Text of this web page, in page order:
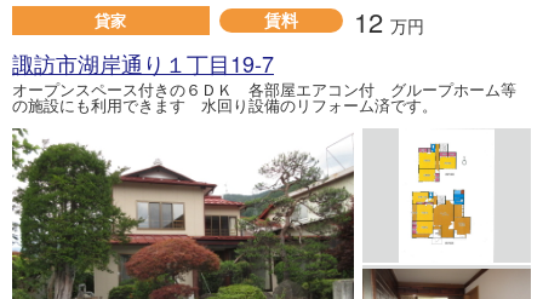
貸家 賃料 12 万円
諏訪市湖岸通り１丁目19-7
オープンスペース付きの６ＤＫ 各部屋エアコン付 グループホーム等
の施設にも利用できます 水回り設備のリフォーム済です。